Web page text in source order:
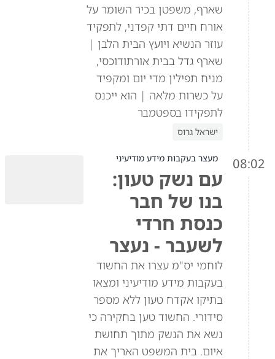
שארף, משפטן בכיר השומר על
אורח חיים דתי קפדני, לתפקיד
עוזר הנשיא ויועץ הבית הלבן |
שארף גדל בבית אורתודוכסי,
מניח תפילין מדי יום ומקפיד
על כשרות מלאה | הוא ייכנס
לתפקידו בספטמבר
ישראל גרוס
08:02 מעצר בעקבות מידע מודיעיני
עם נשק טעון:
בנו של חבר
כנסת חרדי
לשעבר - נעצר
לוחמי יס"מ עצרו את החשוד
בעקבות מידע מודיעיני ומצאו
בתיקו אקדח טעון ללא מספר
סידורי. החשוד טען בחקירה כי
נשא את הנשק מתוך תחושת
איום. בית המשפט האריך את